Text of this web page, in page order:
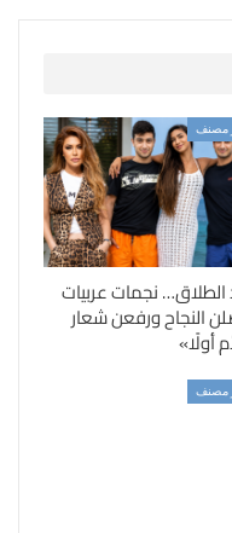
مصنف
الطلاق… نجمات عربيات
النجاح ورفعن شعار
أولًا»
مصنف